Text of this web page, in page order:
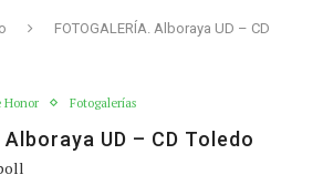
FOTOGALERÍA. Alboraya UD – CD
Honor Fotogalerías
Alboraya UD – CD Toledo